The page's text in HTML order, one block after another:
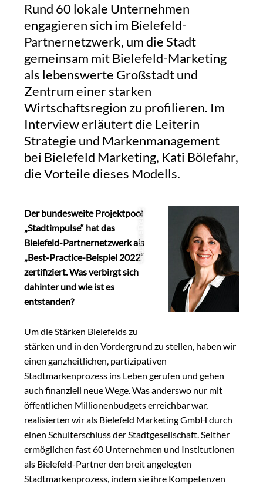
Rund 60 lokale Unternehmen
engagieren sich im Bielefeld-
Partnernetzwerk, um die Stadt
gemeinsam mit Bielefeld-Marketing
als lebenswerte Großstadt und
Zentrum einer starken
Wirtschaftsregion zu profilieren. Im
Interview erläutert die Leiterin
Strategie und Markenmanagement
bei Bielefeld Marketing, Kati Bölefahr,
die Vorteile dieses Modells.
©
Susanne Freitag
Der bundesweite Projektpool
„Stadtimpulse“ hat das
Bielefeld-Partnernetzwerk als
„Best-Practice-Beispiel 2022“
zertifiziert. Was verbirgt sich
dahinter und wie ist es
entstanden?
Um die Stärken Bielefelds zu
stärken und in den Vordergrund zu stellen, haben wir
einen ganzheitlichen, partizipativen
Stadtmarkenprozess ins Leben gerufen und gehen
auch finanziell neue Wege. Was anderswo nur mit
öffentlichen Millionenbudgets erreichbar war,
realisierten wir als Bielefeld Marketing GmbH durch
einen Schulterschluss der Stadtgesellschaft. Seither
ermöglichen fast 60 Unternehmen und Institutionen
als Bielefeld-Partner den breit angelegten
Stadtmarkenprozess, indem sie ihre Kompetenzen